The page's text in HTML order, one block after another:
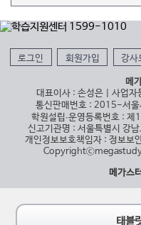
로그인 회원가입 강사
메
대표이사 : 손성은 | 사업
통신판매번호 : 2015-서
학원설립∙운영등록번호 :
신고기관명 : 서울특별시 강
개인정보보호책임자 : 정보보
메가스
태블